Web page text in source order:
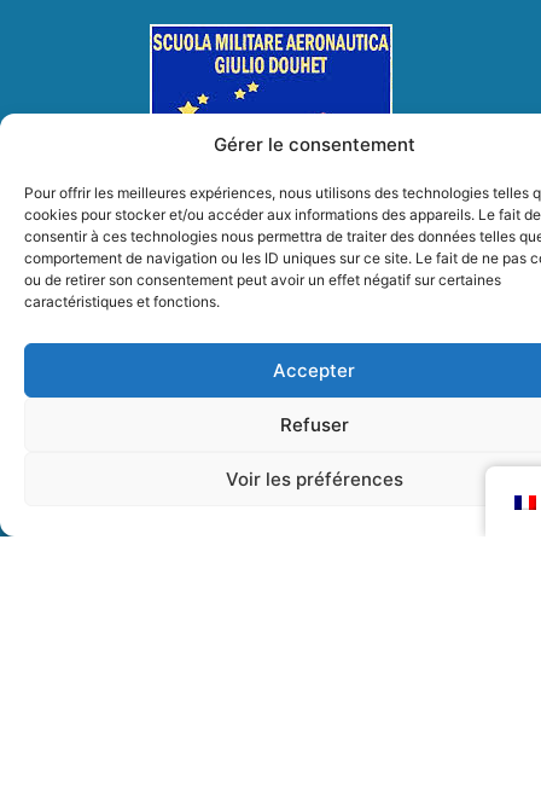
Gérer le consentement
Pour offrir les meilleures expériences, nous utilisons des technologies telles
cookies pour stocker et/ou accéder aux informations des appareils. Le fait de
consentir à ces technologies nous permettra de traiter des données telles
comportement de navigation ou les ID uniques sur ce site. Le fait de ne pas
ou de retirer son consentement peut avoir un effet négatif sur certaines
caractéristiques et fonctions.
Accepter
Refuser
Voir les préférences